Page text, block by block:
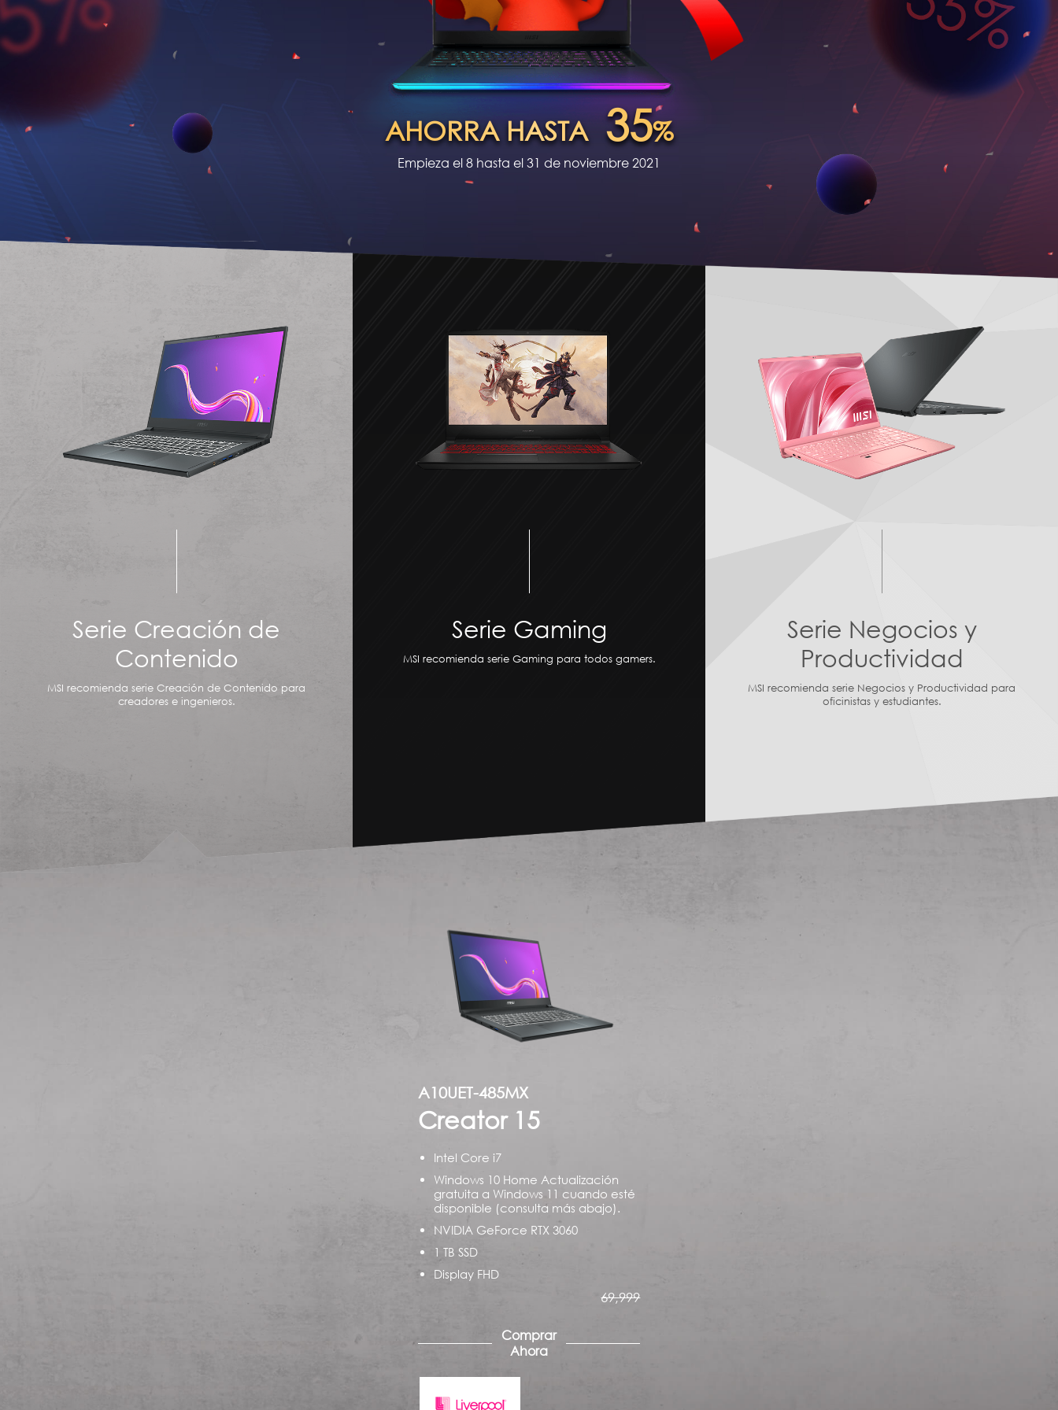
AHORRA HASTA 35%
Empieza el 8 hasta el 31 de noviembre 2021
Serie Creación de
Contenido
MSI recomienda serie Creación de Contenido para
creadores e ingenieros.
Serie Gaming
MSI recomienda serie Gaming para todos gamers.
Serie Negocios y
Productividad
MSI recomienda serie Negocios y Productividad para
oficinistas y estudiantes.
A10UET-485MX
Creator 15
Intel Core i7
Windows 10 Home Actualización
gratuita a Windows 11 cuando esté
disponible (consulta más abajo).
NVIDIA GeForce RTX 3060
1 TB SSD
Display FHD
69,999
Comprar
Ahora